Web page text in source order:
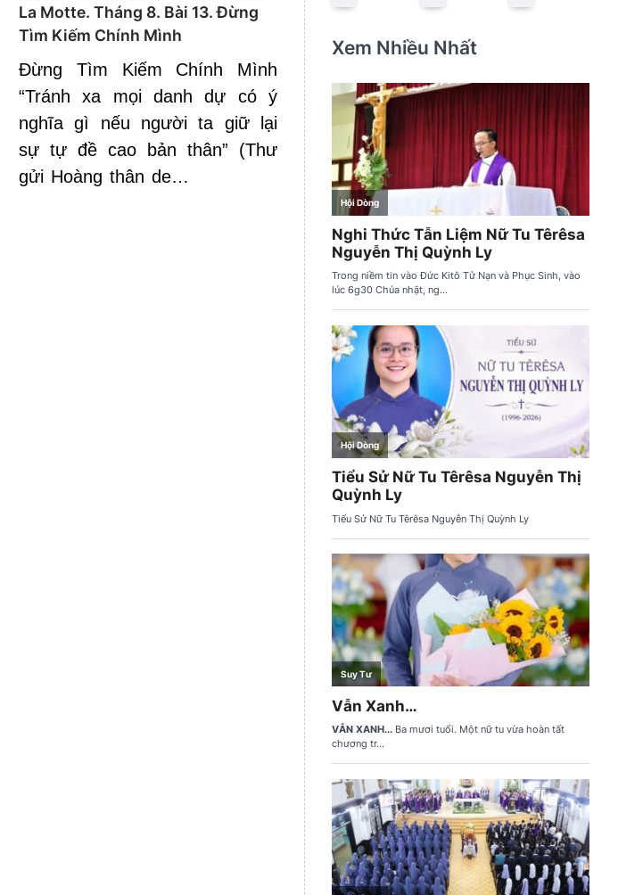
La Motte. Tháng 8. Bài 13. Đừng
Tìm Kiếm Chính Mình
Đừng Tìm Kiếm Chính Mình
“Tránh xa mọi danh dự có ý
nghĩa gì nếu người ta giữ lại
sự tự đề cao bản thân” (Thư
gửi Hoàng thân de…
Xem Nhiều Nhất